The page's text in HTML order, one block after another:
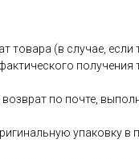
товара (в случае,
получения
по почте,
упаковку